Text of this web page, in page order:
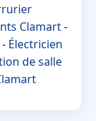
Clamart-
- Électricien
de salle